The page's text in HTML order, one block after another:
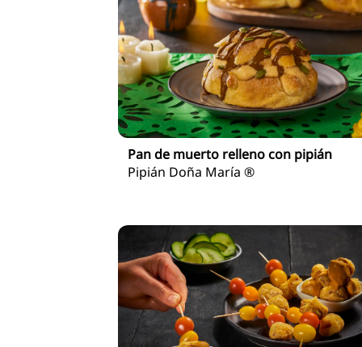
Pan de muerto relleno con pipián
Pipián Doña María ®